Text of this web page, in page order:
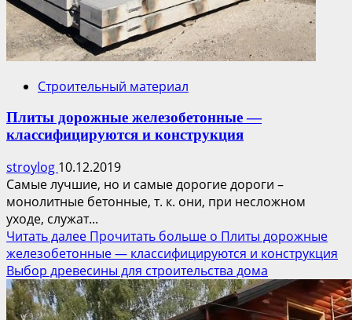
Строительный материал
Плиты дорожные железобетонные —
классифицируются и конструкция
stroylog 10.12.2019
Самые лучшие, но и самые дорогие дороги –
монолитные бетонные, т. к. они, при несложном
уходе, служат...
Читать далее Прочитать больше о Плиты дорожные
железобетонные — классифицируются и конструкция
Выбор древесины для строительства дома